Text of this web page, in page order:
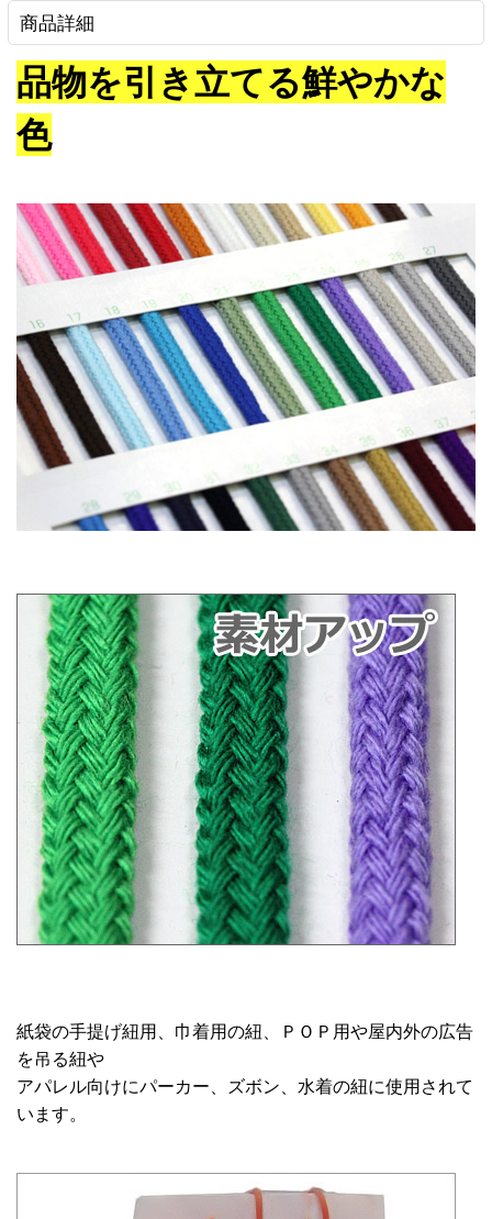
商品詳細
品物を引き立てる鮮やかな
色
紙袋の手提げ紐用、巾着用の紐、ＰＯＰ用や屋内外の広告
を吊る紐や
アパレル向けにパーカー、ズボン、水着の紐に使用されて
います。